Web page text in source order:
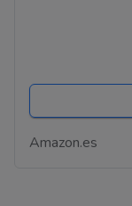
Amazon.es